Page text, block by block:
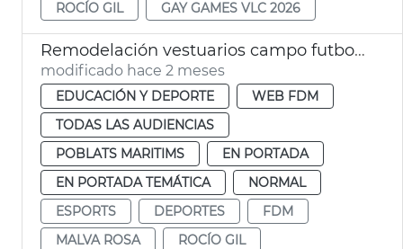
ROCÍO GIL
GAY GAMES VLC 2026
Remodelación vestuarios campo futbol la Malva-rosa València
modificado hace 2 meses
EDUCACIÓN Y DEPORTE
WEB FDM
TODAS LAS AUDIENCIAS
POBLATS MARITIMS
EN PORTADA
EN PORTADA TEMÁTICA
NORMAL
ESPORTS
DEPORTES
FDM
MALVA ROSA
ROCÍO GIL